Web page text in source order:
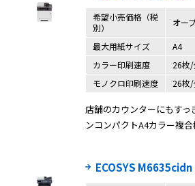
希望小売価格（税
別）
オー
最大用紙サイズ
A4
カラー印刷速度
26枚
モノクロ印刷速度
26枚
店舗のカウンターにもす
ンコンパクトA4カラー複合
ECOSYS M6635cidn